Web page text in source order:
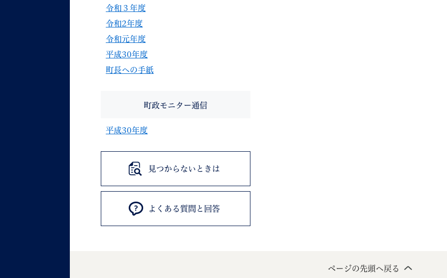
令和３年度
令和2年度
令和元年度
平成30年度
町長への手紙
町政モニター通信
平成30年度
見つからないときは
よくある質問と回答
ページの先頭へ戻る